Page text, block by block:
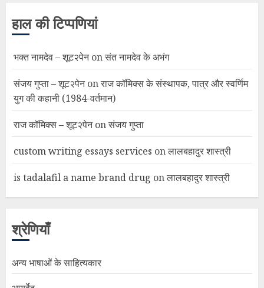
हाल की टिप्पणियां
भक्त नामदेव – शूट२पेनonसंत नामदेव के अभंग
संजय गुप्ता – शूट२पेनonराज कॉमिक्स के संस्थापक, पात्र और स्वर्णिम
युग की कहानी (1984-वर्तमान)
राज कॉमिक्स – शूट२पेनonसंजय गुप्ता
custom writing essays services onलालबहादुर शास्त्री
is tadalafil a name brand drug onलालबहादुर शास्त्री
श्रेणियाँ
अन्य भाषाओं के साहित्यकार